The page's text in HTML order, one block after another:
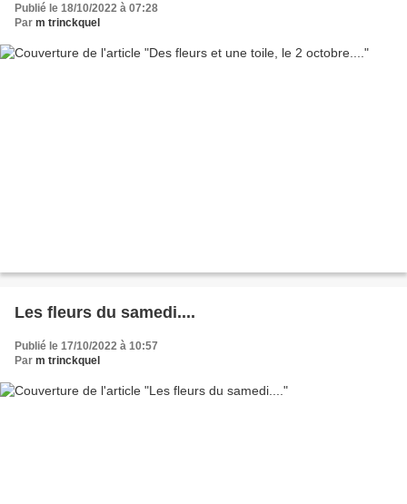
Publié le 18/10/2022 à 07:28
Par m trinckquel
Les fleurs du samedi....
Publié le 17/10/2022 à 10:57
Par m trinckquel